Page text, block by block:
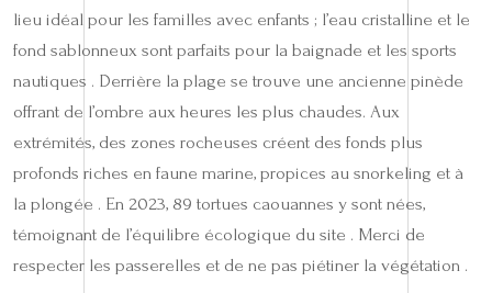
lieu idéal pour les familles avec enfants ; l’eau cristalline et le
fond sablonneux sont parfaits pour la baignade et les sports
nautiques . Derrière la plage se trouve une ancienne pinède
offrant de l’ombre aux heures les plus chaudes. Aux
extrémités, des zones rocheuses créent des fonds plus
profonds riches en faune marine, propices au snorkeling et à
la plongée . En 2023, 89 tortues caouannes y sont nées,
témoignant de l’équilibre écologique du site . Merci de
respecter les passerelles et de ne pas piétiner la végétation .